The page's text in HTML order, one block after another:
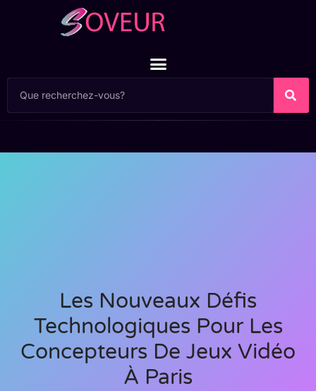
Les Nouveaux Défis
Technologiques Pour Les
Concepteurs De Jeux Vidéo
À Paris